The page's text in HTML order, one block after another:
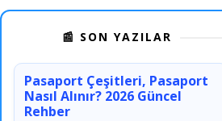
📰 SON YAZILAR
Pasaport Çeşitleri, Pasaport
Nasıl Alınır? 2026 Güncel
Rehber